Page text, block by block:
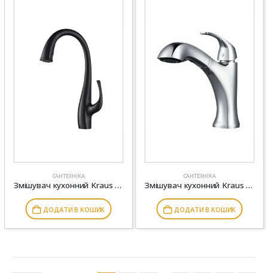
САНТЕХНІКА
Змішувач кухонний Kraus KPF-1675
ДОДАТИ В КОШИК
САНТЕХНІКА
Змішувач кухонний Kraus KPF-2252
ДОДАТИ В КОШИК